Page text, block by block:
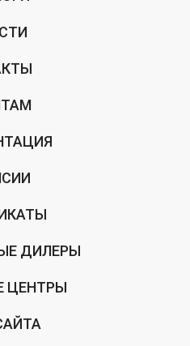
ДИЛЕРЫ
ЦЕНТРЫ